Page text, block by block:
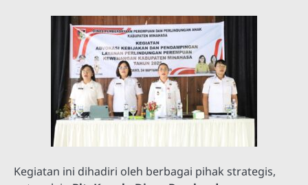
Kegiatan ini dihadiri oleh berbagai pihak strategis,